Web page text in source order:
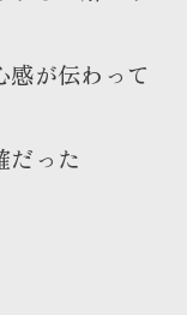
が伝わって
った